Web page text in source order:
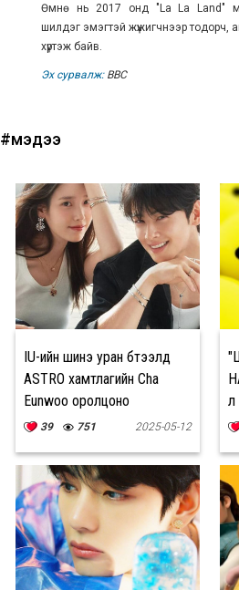
Өмнө нь 2017 онд "La La Land"
шилдэг эмэгтэй жүжигчнээр тодорч,
хүртэж байв.
Эх сурвалж: ВВС
#мэдээ
IU-ийн шинэ уран бүтээлд
ASTRO хамтлагийн Cha
Eunwoo оролцоно
39 751 2025-05-12
л